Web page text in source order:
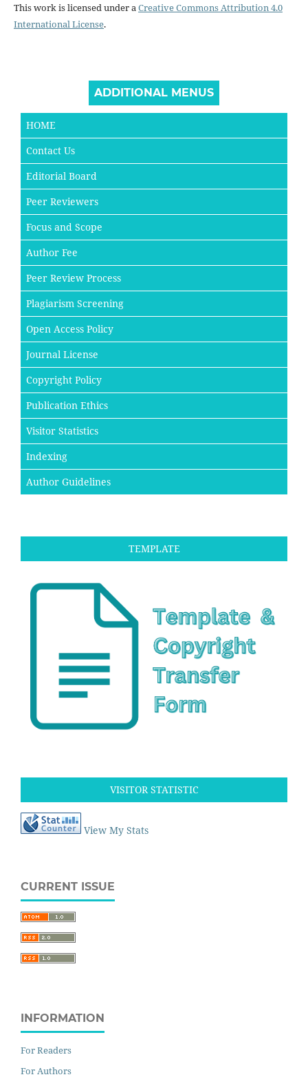
This work is licensed under aCreative Commons Attribution 4.0
International License.
ADDITIONAL MENUS
HOME
Contact Us
Editorial Board
Peer Reviewers
Focus and Scope
Author Fee
Peer Review Process
Plagiarism Screening
Open Access Policy
Journal License
Copyright Policy
Publication Ethics
Visitor Statistics
Indexing
Author Guidelines
TEMPLATE
VISITOR STATISTIC
View My Stats
CURRENT ISSUE
INFORMATION
For Readers
For Authors